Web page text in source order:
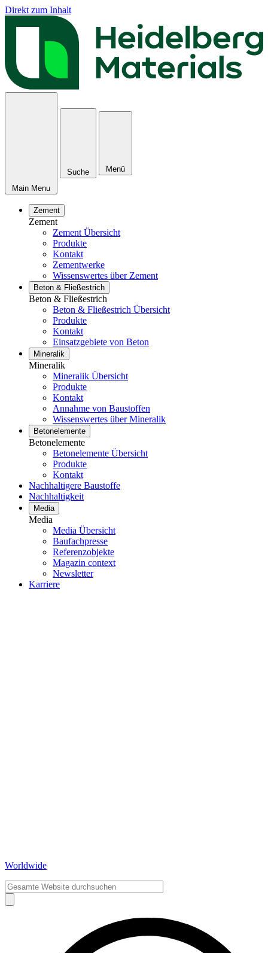
Direkt zum Inhalt
Main Menu
Suche Menü
Zement
Zement
Zement Übersicht
Produkte
Kontakt
Zementwerke
Wissenswertes über Zement
Beton & Fließestrich
Beton & Fließestrich
Beton & Fließestrich Übersicht
Produkte
Kontakt
Einsatzgebiete von Beton
Mineralik
Mineralik
Mineralik Übersicht
Produkte
Kontakt
Annahme von Baustoffen
Wissenswertes über Mineralik
Betonelemente
Betonelemente
Betonelemente Übersicht
Produkte
Kontakt
Nachhaltigere Baustoffe
Nachhaltigkeit
Media
Media
Media Übersicht
Baufachpresse
Referenzobjekte
Magazin context
Newsletter
Karriere
Worldwide